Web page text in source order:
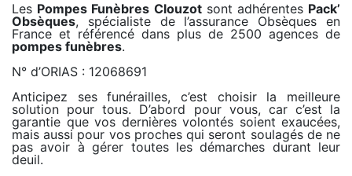
Les Pompes Funèbres Clouzotsont adhérentes Pack’
Obsèques, spécialiste de l’assurance Obsèques en
France et référencé dans plus de 2500 agences de
pompes funèbres.
N° d’ORIAS : 12068691
Anticipez ses funérailles, c’est choisir la meilleure
solution pour tous. D’abord pour vous, car c’est la
garantie que vos dernières volontés soient exaucées,
mais aussi pour vos proches qui seront soulagés de ne
pas avoir à gérer toutes les démarches durant leur
deuil.